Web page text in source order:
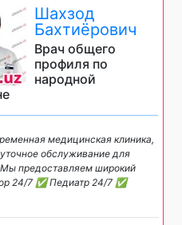
Шахзод
Бахтиёрович
Врач общего
профиля по
народной
медицинская клиника,
обслуживание для
предоставляем широкий
24/7 ✅️ Педиатр 24/7 ✅️